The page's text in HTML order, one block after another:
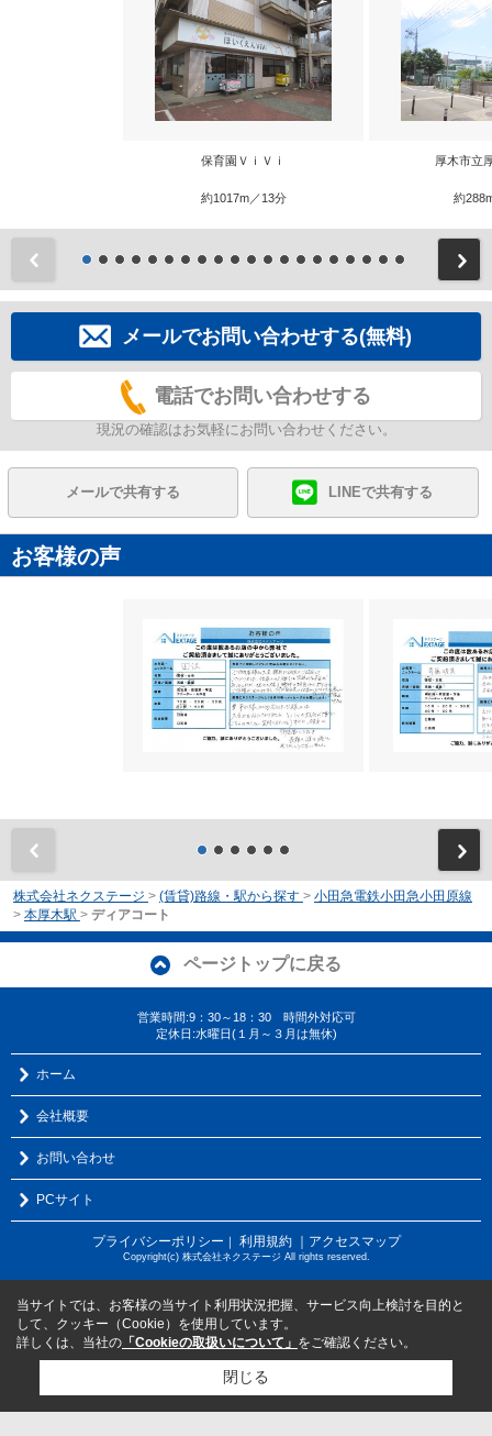
保育園ＶｉＶｉ
約1017m／13分
厚木市立
約
メールでお問い合わせする(無料)
電話でお問い合わせする
現況の確認はお気軽にお問い合わせください。
メールで共有する LINEで共有する
お客様の声
株式会社ネクステージ > (賃貸)路線・駅から探す > 小田急電鉄小田急小田原線
> 本厚木駅 > ディアコート
ページトップに戻る
営業時間:9：30～18：30 時間外対応可
定休日:水曜日(１月～３月は無休)
ホーム
会社概要
お問い合わせ
PCサイト
プライバシーポリシー ｜ 利用規約 ｜アクセスマップ
Copyright(c) 株式会社ネクステージ All rights reserved.
当サイトでは、お客様の当サイト利用状況把握、サービス向上検討を目的と
して、クッキー（Cookie）を使用しています。
詳しくは、当社の 「Cookieの取扱いについて」 をご確認ください。
閉じる